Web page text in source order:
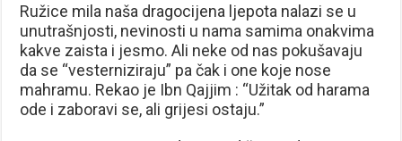
Ružice mila naša dragocijena ljepota nalazi se u
unutrašnjosti, nevinosti u nama samima onakvima
kakve zaista i jesmo. Ali neke od nas pokušavaju
da se “vesterniziraju” pa čak i one koje nose
mahramu. Rekao je Ibn Qajjim : “Užitak od harama
ode i zaboravi se, ali grijesi ostaju.”